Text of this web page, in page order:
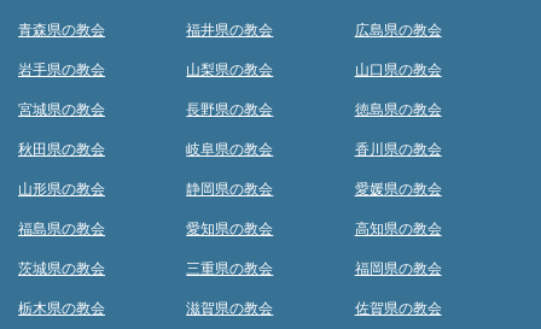
青森県の教会
岩手県の教会
宮城県の教会
秋田県の教会
山形県の教会
福島県の教会
茨城県の教会
栃木県の教会
福井県の教会
山梨県の教会
長野県の教会
岐阜県の教会
静岡県の教会
愛知県の教会
三重県の教会
滋賀県の教会
広島県の教会
山口県の教会
徳島県の教会
香川県の教会
愛媛県の教会
高知県の教会
福岡県の教会
佐賀県の教会